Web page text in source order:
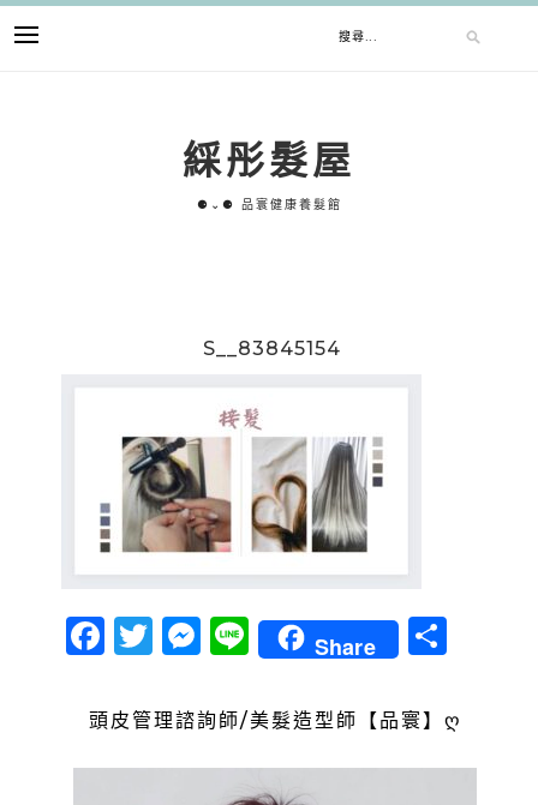
關
綵彤髮屋
⚈⌄⚈ 品寰健康養髮館
S__83845154
Facebook
Twitter
Messenger
LineShare
分
頭皮管理諮詢師/美髮造型師【品寰】ღ